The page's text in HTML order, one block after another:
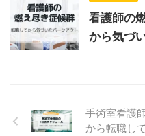
看護師の
から気づ
手術室看護
から転職し